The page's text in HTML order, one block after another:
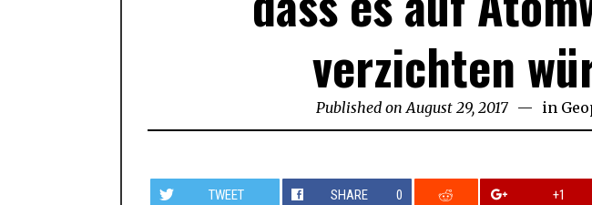
verzichten
Published on August 29, 2017August
29,
in
TWEET SHARE 0 +1